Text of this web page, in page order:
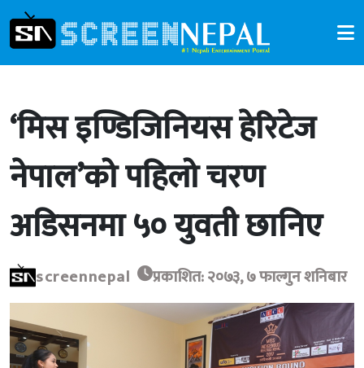
‘मिस इण्डिजिनियस हेरिटेज
नेपाल’को पहिलो चरण
अडिसनमा ५० युवती छानिए
screennepal प्रकाशित: २०७३, ७ फाल्गुन शनिबार